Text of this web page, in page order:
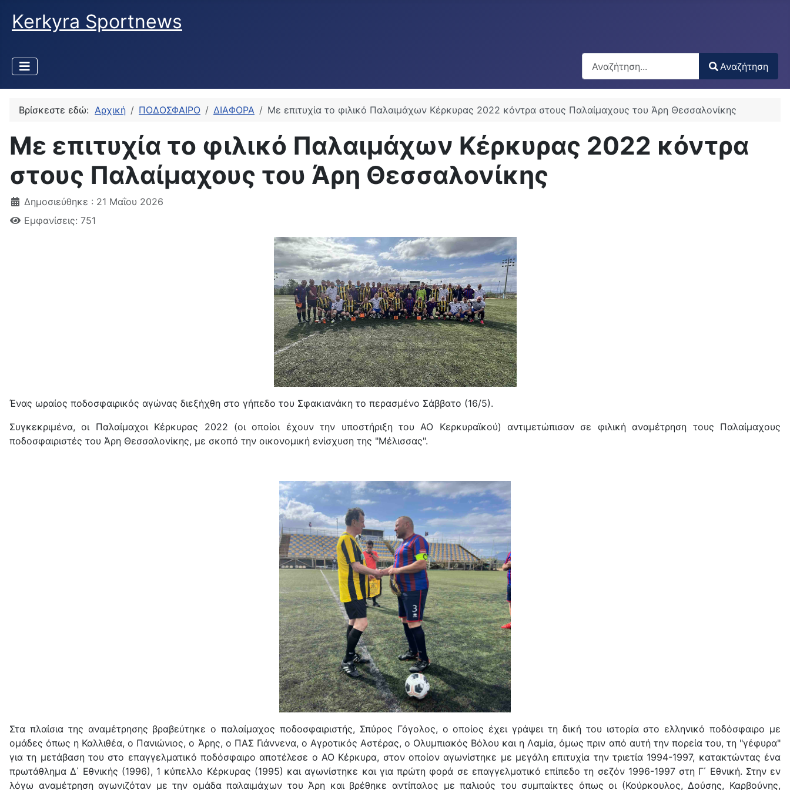
Kerkyra Sportnews
Αναζήτηση
Type 2 or more characters for results.
Αναζήτηση
Βρίσκεστε εδώ: Αρχική ΠΟΔΟΣΦΑΙΡΟ ΔΙΑΦΟΡΑ Με επιτυχία το φιλικό Παλαιμάχων Κέρκυρας 2022 κόντρα στους Παλαίμαχους του Άρη Θεσσαλονίκης
Με επιτυχία το φιλικό Παλαιμάχων Κέρκυρας 2022 κόντρα
στους Παλαίμαχους του Άρη Θεσσαλονίκης
Δημοσιεύθηκε : 21 Μαΐου 2026
Εμφανίσεις: 751
Ένας ωραίος ποδοσφαιρικός αγώνας διεξήχθη στο γήπεδο του Σφακιανάκη το περασμένο Σάββατο (16/5).
Συγκεκριμένα, οι Παλαίμαχοι Κέρκυρας 2022 (οι οποίοι έχουν την υποστήριξη του ΑΟ Κερκυραϊκού) αντιμετώπισαν σε φιλική αναμέτρηση τους Παλαίμαχους
ποδοσφαιριστές του Άρη Θεσσαλονίκης, με σκοπό την οικονομική ενίσχυση της "Μέλισσας".
Στα πλαίσια της αναμέτρησης βραβεύτηκε ο παλαίμαχος ποδοσφαιριστής, Σπύρος Γόγολος, ο οποίος έχει γράψει τη δική του ιστορία στο ελληνικό ποδόσφαιρο με
ομάδες όπως η Καλλιθέα, ο Πανιώνιος, ο Άρης, ο ΠΑΣ Γιάννενα, ο Αγροτικός Αστέρας, ο Ολυμπιακός Βόλου και η Λαμία, όμως πριν από αυτή την πορεία του, τη "γέφυρα"
για τη μετάβαση του στο επαγγελματικό ποδόσφαιρο αποτέλεσε ο ΑΟ Κέρκυρα, στον οποίον αγωνίστηκε με μεγάλη επιτυχία την τριετία 1994-1997, κατακτώντας ένα
πρωτάθλημα Δ΄ Εθνικής (1996), 1 κύπελλο Κέρκυρας (1995) και αγωνίστηκε και για πρώτη φορά σε επαγγελματικό επίπεδο τη σεζόν 1996-1997 στη Γ΄ Εθνική. Στην εν
λόγω αναμέτρηση αγωνιζόταν με την ομάδα παλαιμάχων του Άρη και βρέθηκε αντίπαλος με παλιούς του συμπαίκτες όπως οι (Κούρκουλος, Δούσης, Καρβούνης,